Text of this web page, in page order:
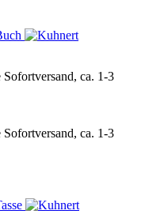
Sofortversand, ca. 1-3
Sofortversand, ca. 1-3